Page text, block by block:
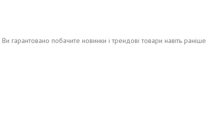
гарантовано побачите новинки і трендові товари навіть раніше